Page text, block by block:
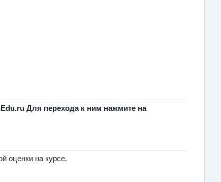
Для перехода к ним нажмите на
оценки на курсе.